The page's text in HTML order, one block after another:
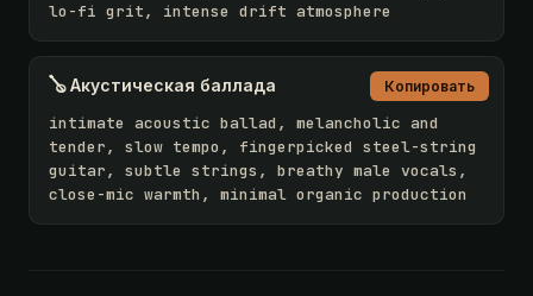
lo-fi grit, intense drift atmosphere
Копировать
🪕 Акустическая баллада
intimate acoustic ballad, melancholic and
tender, slow tempo, fingerpicked steel-string
guitar, subtle strings, breathy male vocals,
close-mic warmth, minimal organic production